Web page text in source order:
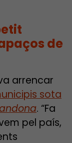
de
arrencar
sota
. “Fa
pel país,